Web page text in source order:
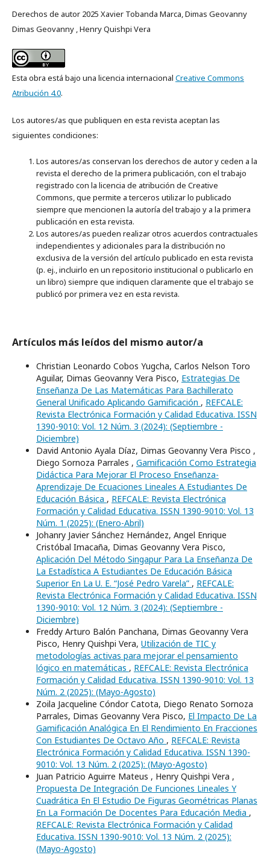
Derechos de autor 2025 Xavier Tobanda Marca, Dimas Geovanny
Dimas Geovanny , Henry Quishpi Vera
Esta obra está bajo una licencia internacional Creative Commons
Atribución 4.0.
Los autores/as que publiquen en esta revista aceptan las
siguientes condiciones:
Los autores/as conservan los derechos de autor y ceden a la
revista el derecho de la primera publicación, con el trabajo
registrado con la licencia de atribución de Creative
Commons, que permite a terceros utilizar lo publicado
siempre que mencionen la autoría del trabajo y a la primera
publicación en esta revista.
Los autores/as pueden realizar otros acuerdos contractuales
independientes y adicionales para la distribución no
exclusiva de la versión del artículo publicado en esta revista
(p. ej., incluirlo en un repositorio institucional o publicarlo en
un libro) siempre que indiquen claramente que el trabajo se
publicó por primera vez en esta revista.
Artículos más leídos del mismo autor/a
Christian Leonardo Cobos Yugcha, Carlos Nelson Toro
Aguilar, Dimas Geovanny Vera Pisco, Estrategias De
Enseñanza De Las Matemáticas Para Bachillerato
General Unificado Aplicando Gamificación , REFCALE:
Revista Electrónica Formación y Calidad Educativa. ISSN
1390-9010: Vol. 12 Núm. 3 (2024): (Septiembre -
Diciembre)
David Antonio Ayala Díaz, Dimas Geovanny Vera Pisco ,
Diego Sornoza Parrales , Gamificación Como Estrategia
Didáctica Para Mejorar El Proceso Enseñanza-
Aprendizaje De Ecuaciones Lineales A Estudiantes De
Educación Básica , REFCALE: Revista Electrónica
Formación y Calidad Educativa. ISSN 1390-9010: Vol. 13
Núm. 1 (2025): (Enero-Abril)
Johanry Javier Sánchez Hernández, Angel Enrique
Cristóbal Imacaña, Dimas Geovanny Vera Pisco,
Aplicación Del Método Singapur Para La Enseñanza De
La Estadística A Estudiantes De Educación Básica
Superior En La U. E. “José Pedro Varela” , REFCALE:
Revista Electrónica Formación y Calidad Educativa. ISSN
1390-9010: Vol. 12 Núm. 3 (2024): (Septiembre -
Diciembre)
Freddy Arturo Balón Panchana, Dimas Geovanny Vera
Pisco, Henry Quishpi Vera, Utilización de TIC y
metodologías activas para mejorar el pensamiento
lógico en matemáticas , REFCALE: Revista Electrónica
Formación y Calidad Educativa. ISSN 1390-9010: Vol. 13
Núm. 2 (2025): (Mayo-Agosto)
Zoila Jacqueline Cóndor Catota, Diego Renato Sornoza
Parrales, Dimas Geovanny Vera Pisco, El Impacto De La
Gamificación Analógica En El Rendimiento En Fracciones
Con Estudiantes De Octavo Año , REFCALE: Revista
Electrónica Formación y Calidad Educativa. ISSN 1390-
9010: Vol. 13 Núm. 2 (2025): (Mayo-Agosto)
Juan Patricio Aguirre Mateus , Henry Quishpi Vera ,
Propuesta De Integración De Funciones Lineales Y
Cuadrática En El Estudio De Figuras Geométricas Planas
En La Formación De Docentes Para Educación Media ,
REFCALE: Revista Electrónica Formación y Calidad
Educativa. ISSN 1390-9010: Vol. 13 Núm. 2 (2025):
(Mayo-Agosto)